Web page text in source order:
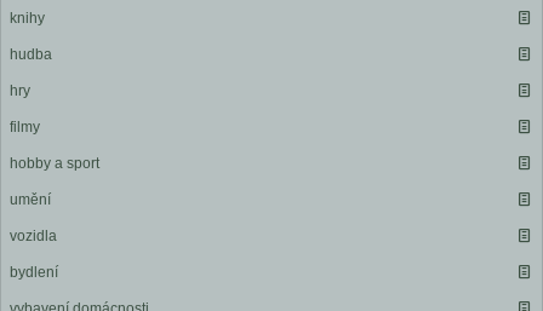
knihy
hudba
hry
filmy
hobby a sport
umění
vozidla
bydlení